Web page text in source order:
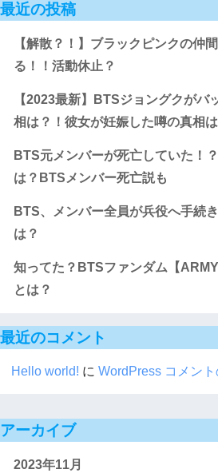
最近の投稿
【解散？！】ブラックピンクの仲
る！！活動休止？
【2023最新】BTSジョングクがバ
相は？！彼女が妊娠した噂の真相は
BTS元メンバーが死亡していた！
は？BTSメンバー死亡説も
BTS、メンバー全員が兵役へ手続
は？
知ってた？BTSファンダム【
とは？
最近のコメント
Hello world! に WordPress コメン
アーカイブ
2023年11月